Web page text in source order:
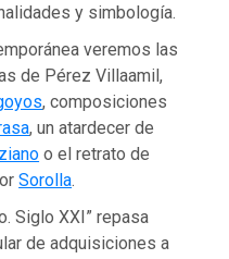
y simbología.
veremos las
de Pérez Villaamil,
, composiciones
, un atardecer de
o el retrato de
Sorolla.
Siglo XXI” repasa
de adquisiciones a